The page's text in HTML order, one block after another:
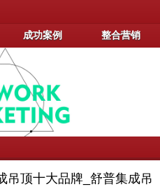
成功案例 整合营销
吊顶十大品牌_舒普集成吊